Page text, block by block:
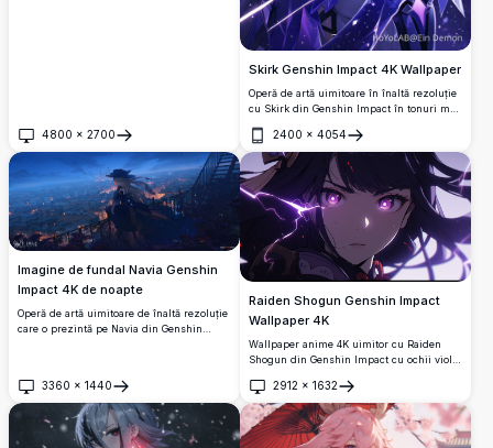
4800 × 2700
Deschide
Skirk Genshin Impact 4K Wallpaper
Operă de artă uimitoare în înaltă rezoluție
cu Skirk din Genshin Impact în tonuri mov
strălucitoare pe un fundal cosmic înstelat,
prezentând artă frumoasă în stil anime cu
păr fluturând și atmosferă magică perfectă
pentru orice ecran.
2400 × 4054
Deschide
Imagine de fundal Navia Genshin
Impact 4K de noapte
Operă de artă uimitoare de înaltă rezoluție
care o prezintă pe Navia din Genshin
caracteristică și părul care plutește,
înconjurată de lumini calde strălucitoare
și un cer albastru de seară fascinant.
3360 × 1440
Deschide
Raiden Shogun Genshin Impact
Wallpaper 4K
Wallpaper anime 4K uimitor cu Raiden
Shogun din Genshin Impact cu ochii violet
Operă de artă în înaltă rezoluție care
prezintă Electro Archon într-o atmosferă
întunecată fascinantă cu iluminare eterică
și elemente vizuale dinamice.
2912 × 1632
Deschide